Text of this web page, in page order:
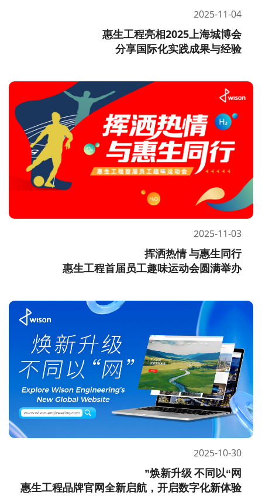
惠生工程亮相2025上海城博会
分享国际化实践成果与经验
2025-11-04
挥洒热情 与惠生同行
惠生工程首届员工趣味运动会圆满举办
2025-11-03
惠生工程品牌官网全新启航，开启数字化新体验
2025-10-30